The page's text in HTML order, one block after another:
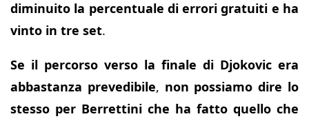
diminuito la percentuale di errori gratuiti e ha
vinto in tre set.
Se il percorso verso la finale di Djokovic era
abbastanza prevedibile, non possiamo dire lo
stesso per Berrettini che ha fatto quello che